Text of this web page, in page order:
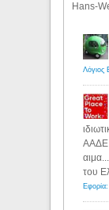
Hans-
ΑΑΔΕ
του